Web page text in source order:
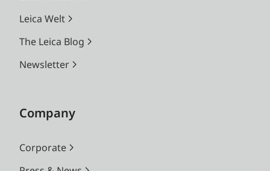
Leica Welt
The Leica Blog
Newsletter
Company
Corporate